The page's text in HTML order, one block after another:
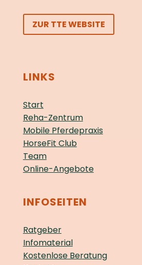
ZUR TTE WEBSITE
LINKS
Start
Reha-Zentrum
Mobile Pferdepraxis
HorseFit Club
Team
Online-Angebote
INFOSEITEN
Ratgeber
Infomaterial
Kostenlose Beratung